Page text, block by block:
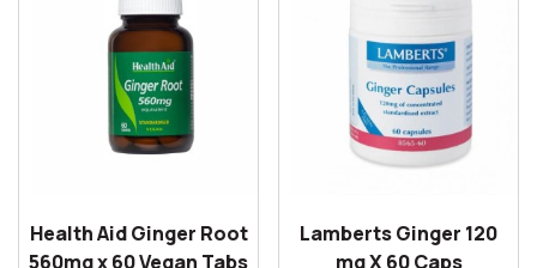
Health Aid Ginger Root
560mg x 60 Vegan Tabs
Lamberts Ginger 120
mg X 60 Caps